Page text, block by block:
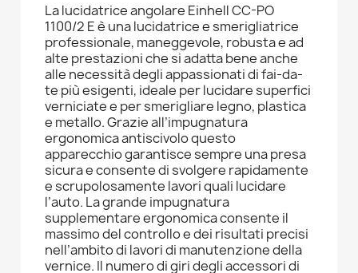
La lucidatrice angolare Einhell CC-PO
1100/2 E è una lucidatrice e smerigliatrice
professionale, maneggevole, robusta e ad
alte prestazioni che si adatta bene anche
alle necessità degli appassionati di fai-da-
te più esigenti, ideale per lucidare superfici
verniciate e per smerigliare legno, plastica
e metallo. Grazie all’impugnatura
ergonomica antiscivolo questo
apparecchio garantisce sempre una presa
sicura e consente di svolgere rapidamente
e scrupolosamente lavori quali lucidare
l’auto. La grande impugnatura
supplementare ergonomica consente il
massimo del controllo e dei risultati precisi
nell’ambito di lavori di manutenzione della
vernice. Il numero di giri degli accessori di